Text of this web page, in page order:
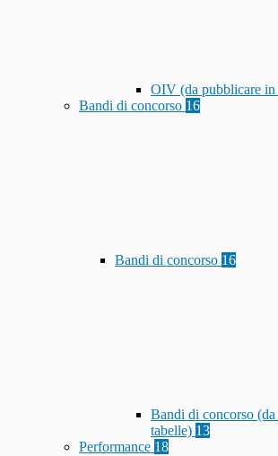
OIV (da pubblicare in
Bandi di concorso 16
Bandi di concorso 16
Bandi di concorso
tabelle) 13
Performance 18